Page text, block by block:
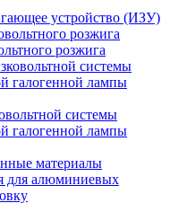
устройство (ИЗУ)
розжига
системы
галогенной лампы
материалы